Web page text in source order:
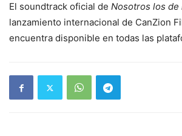
El soundtrack oficial de Nosotros los de
lanzamiento internacional de CanZion
encuentra disponible en todas las